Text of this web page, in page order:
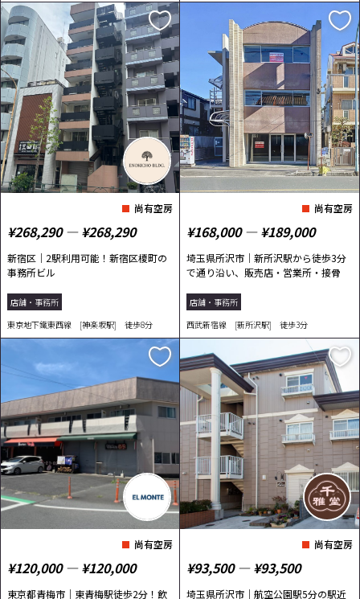
尚有空房
¥268,290 ― ¥268,290
新宿区｜2駅利用可能！新宿区榎町の
事務所ビル
店舗・事務所
東京地下鐵東西線 [神楽坂駅] 徒歩8分
尚有空房
¥168,000 ― ¥189,000
埼玉県所沢市｜新所沢駅から徒歩3分
で通り沿い、販売店・営業所・接骨
店舗・事務所
西武新宿線 [新所沢駅] 徒歩3分
尚有空房
¥120,000 ― ¥120,000
東京都青梅市｜東青梅駅徒歩2分！飲
尚有空房
¥93,500 ― ¥93,500
埼玉県所沢市｜航空公園駅5分の駅近